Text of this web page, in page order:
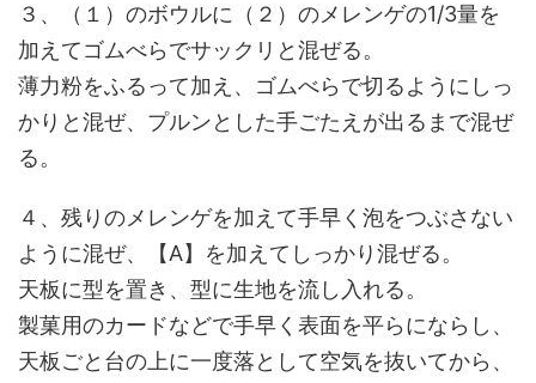
３、（１）のボウルに（２）のメレンゲの1/3量を
加えてゴムべらでサックリと混ぜる。
薄力粉をふるって加え、ゴムべらで切るようにしっ
かりと混ぜ、プルンとした手ごたえが出るまで混ぜ
る。
４、残りのメレンゲを加えて手早く泡をつぶさない
ように混ぜ、【A】を加えてしっかり混ぜる。
天板に型を置き、型に生地を流し入れる。
製菓用のカードなどで手早く表面を平らにならし、
天板ごと台の上に一度落として空気を抜いてから、